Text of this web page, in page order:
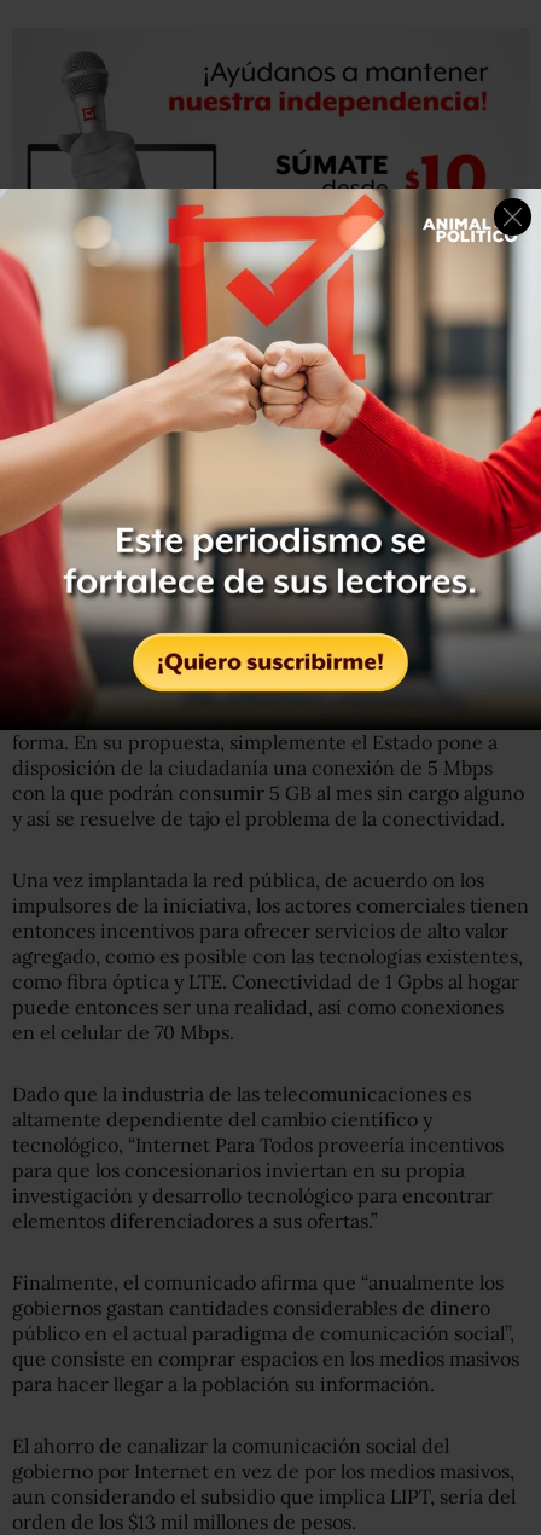
Para los impulsores de la propuesta, “las previsiones en el
Pacto por México, están “cargadas de buenas intenciones
y no atacan las causas estructurales del problema.”
Además, consideraron que el origen mismo de los
funcionarios del Ifetel abre camino a una politización
instantánea de éste.
El comunicado plantea también que Internet Para Todos
asegura el acceso a Internet a todas las personas porque
hace uso de tecnologías inalámbricas de última
generación que reducen el costo de despliegue de la red
y porque utiliza infraestructura que ya ha sido pagada
con dinero público o que será financiada de esta misma
forma. En su propuesta, simplemente el Estado pone a
disposición de la ciudadanía una conexión de 5 Mbps
con la que podrán consumir 5 GB al mes sin cargo alguno
y así se resuelve de tajo el problema de la conectividad.
Una vez implantada la red pública, de acuerdo on los
impulsores de la iniciativa, los actores comerciales tienen
entonces incentivos para ofrecer servicios de alto valor
agregado, como es posible con las tecnologías existentes,
como fibra óptica y LTE. Conectividad de 1 Gpbs al hogar
puede entonces ser una realidad, así como conexiones
en el celular de 70 Mbps.
Dado que la industria de las telecomunicaciones es
altamente dependiente del cambio científico y
tecnológico, “Internet Para Todos proveería incentivos
para que los concesionarios inviertan en su propia
investigación y desarrollo tecnológico para encontrar
elementos diferenciadores a sus ofertas.”
Finalmente, el comunicado afirma que “anualmente los
gobiernos gastan cantidades considerables de dinero
público en el actual paradigma de comunicación social”,
que consiste en comprar espacios en los medios masivos
para hacer llegar a la población su información.
El ahorro de canalizar la comunicación social del
gobierno por Internet en vez de por los medios masivos,
aun considerando el subsidio que implica LIPT, sería del
orden de los $13 mil millones de pesos.